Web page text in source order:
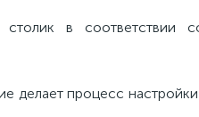
столик в соответствии
делает процесс